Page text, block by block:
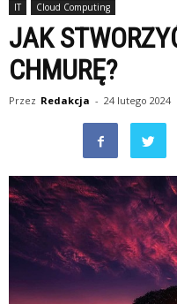
IT Cloud Computing
JAK
CHMURĘ?
Przez Redakcja - 24 lutego 2024